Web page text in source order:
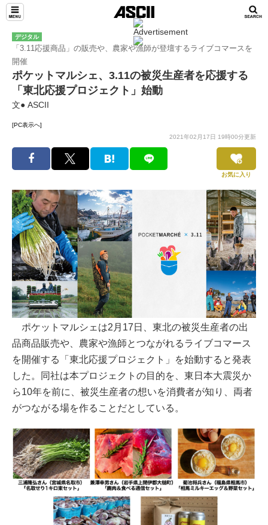
デジタル
「3.11応援商品」の販売や、農家や漁師が登壇するライブコマースを
開催
ポケットマルシェ、3.11の被災生産者を応援する
「東北応援プロジェクト」始動
文● ASCII
[PC表示へ]
2021年02月17日 19時00分更新
お気に入り
ポケットマルシェは2月17日、東北の被災生産者の出
品商品販売や、農家や漁師とつながれるライブコマース
を開催する「東北応援プロジェクト」を始動すると発表
した。同社は本プロジェクトの目的を、東日本大震災か
ら10年を前に、被災生産者の想いを消費者が知り、両者
がつながる場を作ることだとしている。